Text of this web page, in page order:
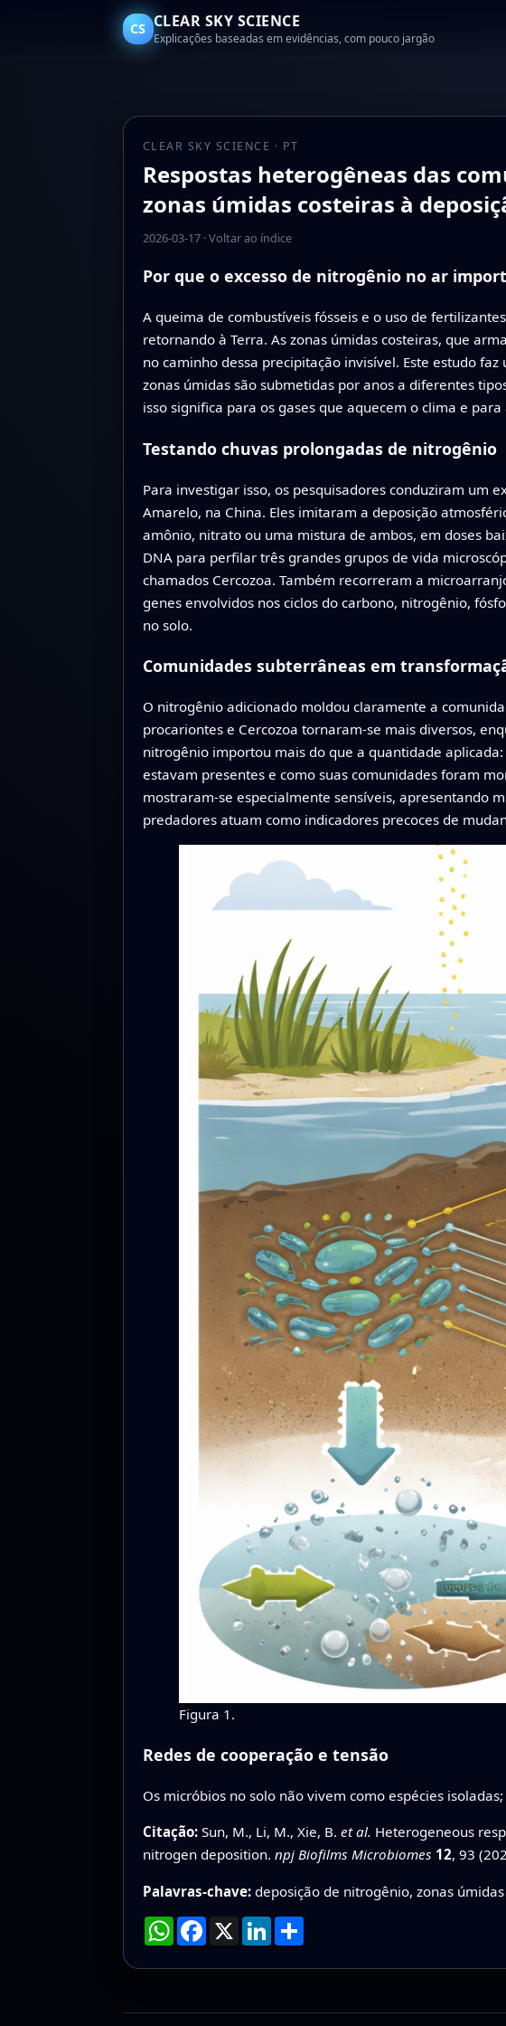
CS CLEAR SKY SCIENCE
Explicações baseadas em evidências, com pouco jargão
CLEAR SKY SCIENCE · PT
Respostas heterogêneas das
zonas úmidas costeiras à
2026-03-17·Voltar ao índice
Por que o excesso de nitrogênio no ar
A queima de combustíveis fósseis e o uso de
retornando à Terra. As zonas úmidas costeiras, que
no caminho dessa precipitação invisível. Este estudo
zonas úmidas são submetidas por anos a diferentes
isso significa para os gases que aquecem o clima e
Testando chuvas prolongadas de nitrogênio
Para investigar isso, os pesquisadores conduziram um
Amarelo, na China. Eles imitaram a deposição
amônio, nitrato ou uma mistura de ambos, em doses
DNA para perfilar três grandes grupos de vida
chamados Cercozoa. Também recorreram a
genes envolvidos nos ciclos do carbono, nitrogênio,
no solo.
Comunidades subterrâneas em
O nitrogênio adicionado moldou claramente a
procariontes e Cercozoa tornaram-se mais diversos,
nitrogênio importou mais do que a quantidade
estavam presentes e como suas comunidades foram
mostraram-se especialmente sensíveis, apresentando
predadores atuam como indicadores precoces de
Figura 1.
Redes de cooperação e tensão
Os micróbios no solo não vivem como espécies
Citação: Sun, M., Li, M., Xie, B. et al. Heterogeneous
nitrogen deposition. npj Biofilms Microbiomes 12, 93
Palavras-chave: deposição de nitrogênio, zonas
WhatsApp
Facebook
X LinkedInCompartilhar